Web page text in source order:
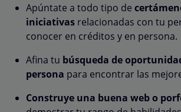
Apúntate a todo tipo de
iniciativas relacionadas con tu
conocer en créditos y en persona.
Afina tu búsqueda de
persona para encontrar las
Construye una buena web o